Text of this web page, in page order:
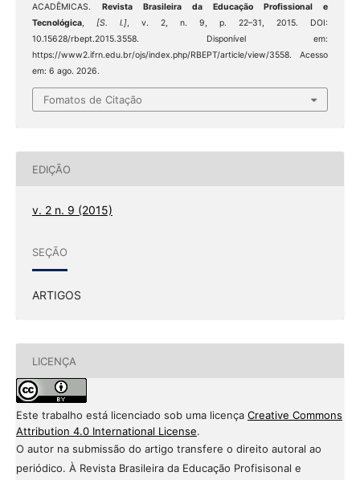
ACADÊMICAS. Revista Brasileira da Educação Profissional e
Tecnológica, [S. l.] , v. 2, n. 9, p. 22–31, 2015. DOI:
10.15628/rbept.2015.3558. Disponível em:
https://www2.ifrn.edu.br/ojs/index.php/RBEPT/article/view/3558. Acesso
em: 6 ago. 2026.
Fomatos de Citação
EDIÇÃO
v. 2 n. 9 (2015)
SEÇÃO
ARTIGOS
LICENÇA
Este trabalho está licenciado sob uma licença Creative Commons
Attribution 4.0 International License.
O autor na submissão do artigo transfere o direito autoral ao
periódico. À Revista Brasileira da Educação Profisisonal e